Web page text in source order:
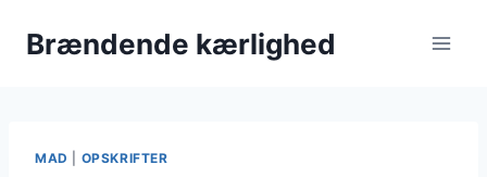
Brændende kærlighed
MAD OPSKRIFTER